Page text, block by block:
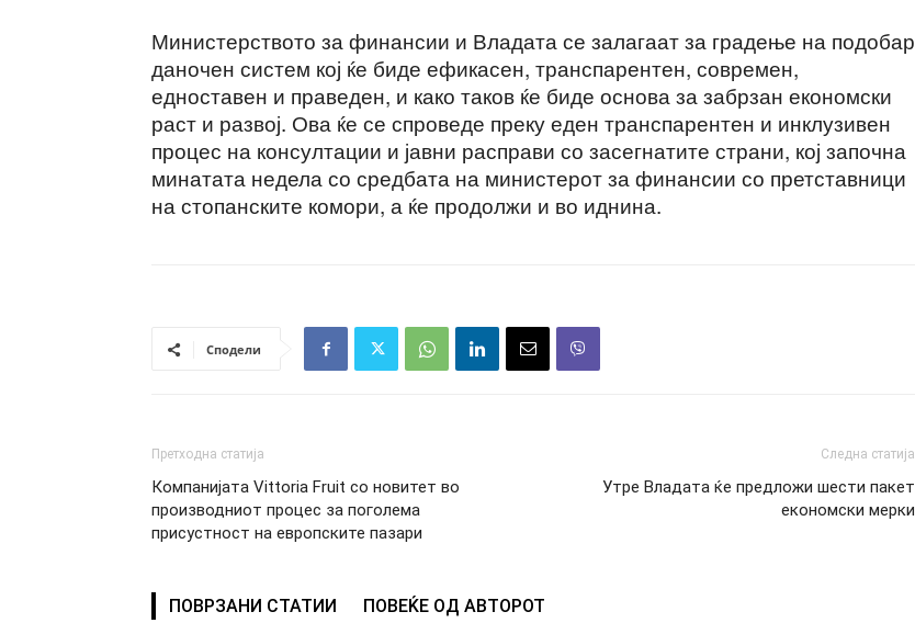
Министерството за финансии и Владата се залагаат за градење на подобар
даночен систем кој ќе биде ефикасен, транспарентен, современ,
едноставен и праведен, и како таков ќе биде основа за забрзан економски
раст и развој. Ова ќе се спроведе преку еден транспарентен и инклузивен
процес на консултации и јавни расправи со засегнатите страни, кој започна
минатата недела со средбата на министерот за финансии со претставници
на стопанските комори, а ќе продолжи и во иднина.
Сподели
Претходна статија
Компанијата Vittoria Fruit со новитет во
производниот процес за поголема
присустност на европските пазари
Следна статија
Утре Владата ќе предложи шести пакет
економски мерки
ПОВРЗАНИ СТАТИИ ПОВЕЌЕ ОД АВТОРОТ